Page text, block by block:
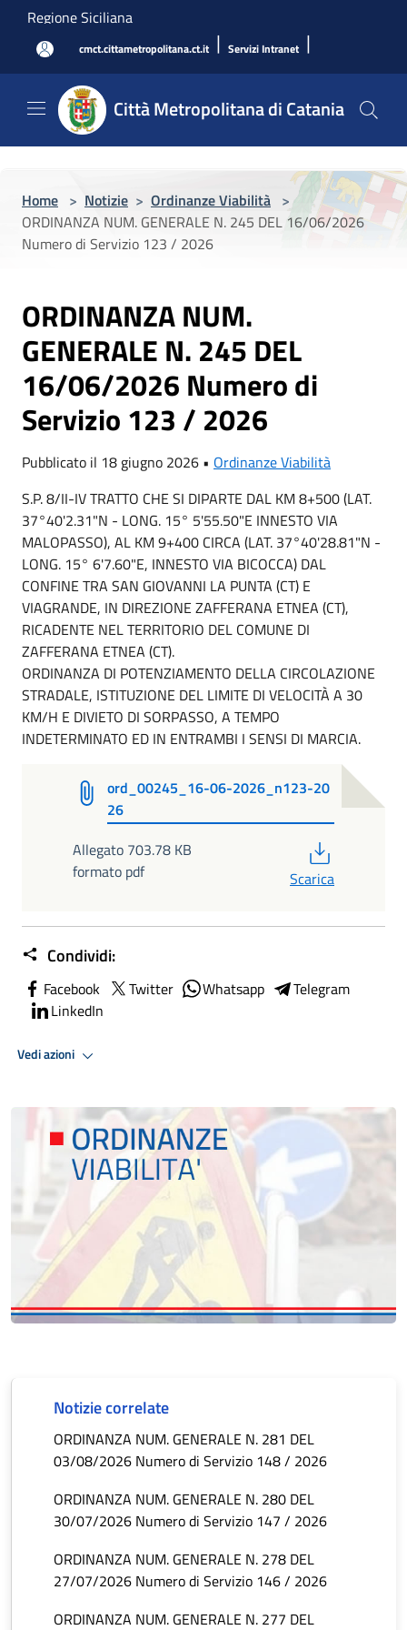
Salta al contenuto principale
Regione Siciliana
cmct.cittametropolitana.ct.it | Servizi Intranet |
Città Metropolitana di Catania
Home > Notizie > Ordinanze Viabilità >
ORDINANZA NUM. GENERALE N. 245 DEL 16/06/2026
Numero di Servizio 123 / 2026
ORDINANZA NUM.
GENERALE N. 245 DEL
16/06/2026 Numero di
Servizio 123 / 2026
Pubblicato il 18 giugno 2026 • Ordinanze Viabilità
S.P. 8/II-IV TRATTO CHE SI DIPARTE DAL KM 8+500 (LAT.
37°40'2.31"N - LONG. 15° 5'55.50"E INNESTO VIA
MALOPASSO), AL KM 9+400 CIRCA (LAT. 37°40'28.81"N -
LONG. 15° 6'7.60"E, INNESTO VIA BICOCCA) DAL
CONFINE TRA SAN GIOVANNI LA PUNTA (CT) E
VIAGRANDE, IN DIREZIONE ZAFFERANA ETNEA (CT),
RICADENTE NEL TERRITORIO DEL COMUNE DI
ZAFFERANA ETNEA (CT).
ORDINANZA DI POTENZIAMENTO DELLA CIRCOLAZIONE
STRADALE, ISTITUZIONE DEL LIMITE DI VELOCITÀ A 30
KM/H E DIVIETO DI SORPASSO, A TEMPO
INDETERMINATO ED IN ENTRAMBI I SENSI DI MARCIA.
ord_00245_16-06-2026_n123-20
26
Allegato 703.78 KB
formato pdf
Scarica
Condividi:
Facebook Twitter Whatsapp
Telegram
LinkedIn
Vedi azioni
Notizie correlate
ORDINANZA NUM. GENERALE N. 281 DEL
03/08/2026 Numero di Servizio 148 / 2026
ORDINANZA NUM. GENERALE N. 280 DEL
30/07/2026 Numero di Servizio 147 / 2026
ORDINANZA NUM. GENERALE N. 278 DEL
27/07/2026 Numero di Servizio 146 / 2026
ORDINANZA NUM. GENERALE N. 277 DEL